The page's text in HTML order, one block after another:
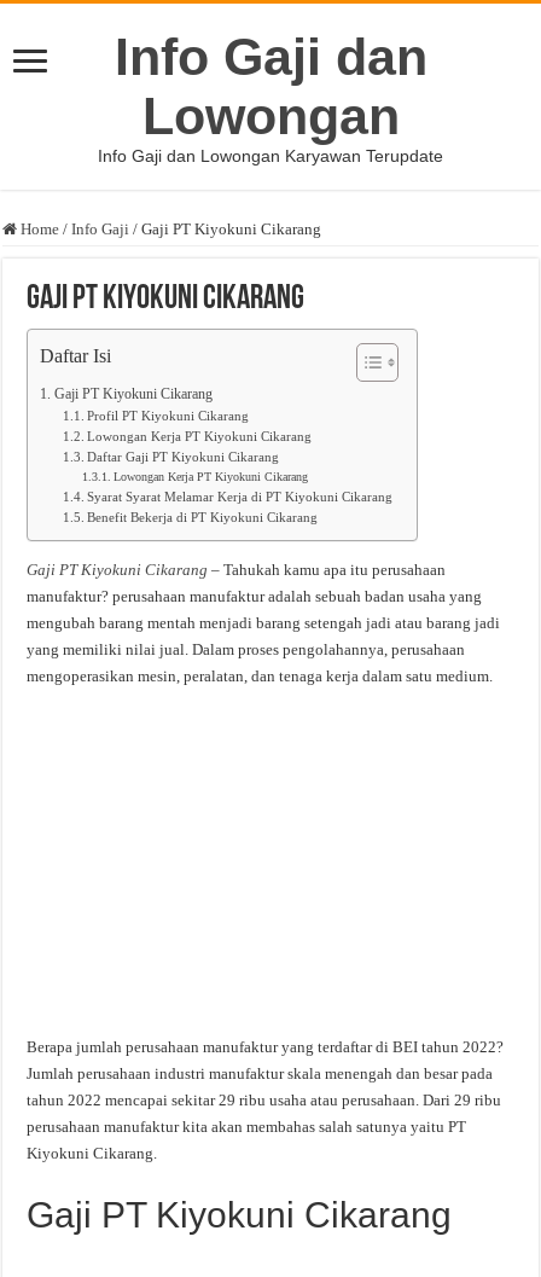
Info Gaji dan
Lowongan
Info Gaji dan Lowongan Karyawan Terupdate
Home / Info Gaji / Gaji PT Kiyokuni Cikarang
Gaji PT Kiyokuni Cikarang
Daftar Isi
Gaji PT Kiyokuni Cikarang
Profil PT Kiyokuni Cikarang
Lowongan Kerja PT Kiyokuni Cikarang
Daftar Gaji PT Kiyokuni Cikarang
Lowongan Kerja PT Kiyokuni Cikarang
Syarat Syarat Melamar Kerja di PT Kiyokuni Cikarang
Benefit Bekerja di PT Kiyokuni Cikarang
Gaji PT Kiyokuni Cikarang – Tahukah kamu apa itu perusahaan
manufaktur? perusahaan manufaktur adalah sebuah badan usaha yang
mengubah barang mentah menjadi barang setengah jadi atau barang jadi
yang memiliki nilai jual. Dalam proses pengolahannya, perusahaan
mengoperasikan mesin, peralatan, dan tenaga kerja dalam satu medium.
Berapa jumlah perusahaan manufaktur yang terdaftar di BEI tahun 2022?
Jumlah perusahaan industri manufaktur skala menengah dan besar pada
tahun 2022 mencapai sekitar 29 ribu usaha atau perusahaan. Dari 29 ribu
perusahaan manufaktur kita akan membahas salah satunya yaitu PT
Kiyokuni Cikarang.
Gaji PT Kiyokuni Cikarang